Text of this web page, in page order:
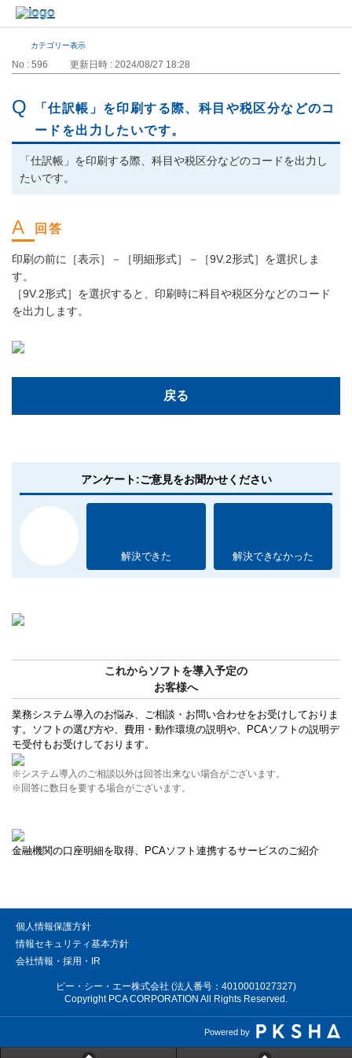
カテゴリー表示
No : 596 更新日時 : 2024/08/27 18:28
「仕訳帳」を印刷する際、科目や税区分などのコ
ードを出力したいです。
「仕訳帳」を印刷する際、科目や税区分などのコードを出力し
たいです。
印刷の前に［表示］－［明細形式］－［9V.2形式］を選択しま
す。
［9V.2形式］を選択すると、印刷時に科目や税区分などのコード
を出力します。
戻る
アンケート:ご意見をお聞かせください
解決できた 解決できなかった
これからソフトを導入予定の
お客様へ
業務システム導入のお悩み、ご相談・お問い合わせをお受けしておりま
す。ソフトの選び方や、費用・動作環境の説明や、PCAソフトの説明デ
モ受付もお受けしております。
※システム導入のご相談以外は回答出来ない場合がございます。
※回答に数日を要する場合がございます。
金融機関の口座明細を取得、PCAソフト連携するサービスのご紹介
個人情報保護方針
情報セキュリティ基本方針
会社情報・採用・IR
ピー・シー・エー株式会社 (法人番号：4010001027327)
Copyright PCA CORPORATION All Rights Reserved.
Powered by